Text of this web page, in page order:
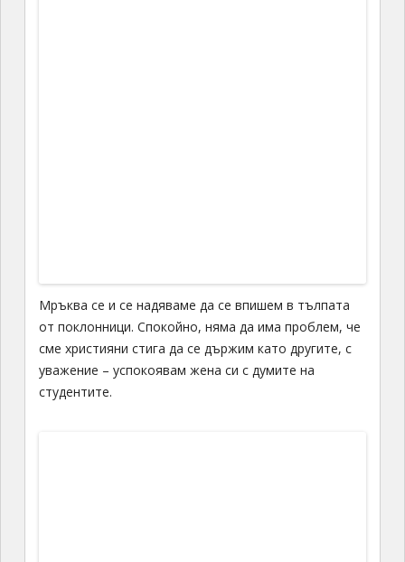
Мръква се и се надяваме да се впишем в тълпата
от поклонници. Спокойно, няма да има проблем, че
сме християни стига да се държим като другите, с
уважение – успокоявам жена си с думите на
студентите.